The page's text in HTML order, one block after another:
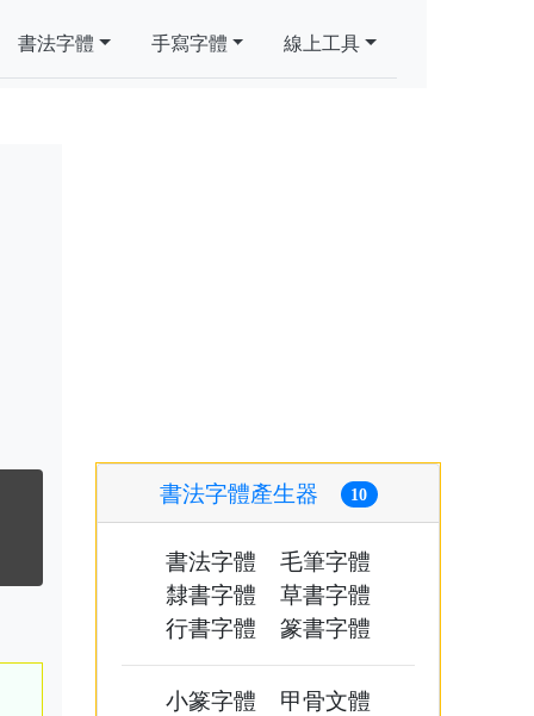
書法字體 手寫字體 線上工具
書法字體產生器 10
書法字體
毛筆字體
隸書字體
草書字體
行書字體
篆書字體
小篆字體
甲骨文體